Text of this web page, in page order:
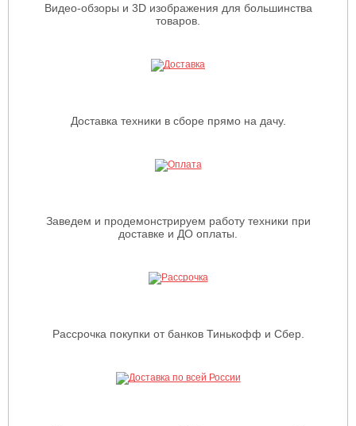
Видео-обзоры и 3D изображения для большинства
товаров.
Доставка техники в сборе прямо на дачу.
Заведем и продемонстрируем работу техники при
доставке и ДО оплаты.
Рассрочка покупки от банков Тинькофф и Сбер.